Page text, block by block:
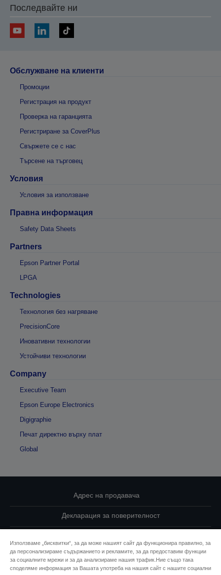
Последвайте ни
Обслужване на клиенти
Промоции
Регистрация на продукт
Проверка на гаранцията
Регистриране за CoverPlus
Свържете се с нас
Търсене на търговец
Условия
Условия за използване
Правна информация
Safety Data Sheets
Partners
Epson Partner Portal
LPGA
Technologies
Технология без нагряване
PrecisionCore
Иновативни технологии
Устойчиви технологии
Company
Executive Team
Epson Europe Electronics
Digigraphie
Печат директно върху плат
Global
Адрес на продавача
Декларация за поверителност
Свържете се с нас за Вашите данни
Използваме „бисквитки“, за да може нашият сайт да функционира правилно, за
да персонализираме съдържанието и рекламите, за да предоставим функции
за социалните мрежи и за да анализираме нашия трафик.Ние също така
споделяме информация за Вашата употреба на нашия сайт с нашите социални